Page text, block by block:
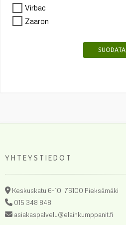
Virbac
Zaaron
SUODATA
YHTEYSTIEDOT
Keskuskatu 6-10, 76100 Pieksämäki
015 348 848
asiakaspalvelu@elainkumppanit.fi